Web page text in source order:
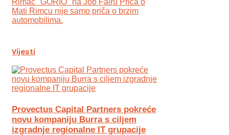
Rimac "GORIO" na Job Fairu Priča o
Mati Rimcu nije samo priča o brzim
automobilima.
Vijesti
Provectus Capital Partners pokreće
novu kompaniju Burra s ciljem
izgradnje regionalne IT grupacije